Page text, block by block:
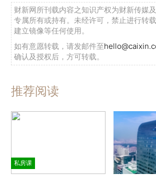
财新网所刊载内容之知识产权为财新传媒
专属所有或持有。未经许可，禁止进行转
建立镜像等任何使用。
如有意愿转载，请发邮件至
确认及授权后，方可转载。
推荐阅读
私房课